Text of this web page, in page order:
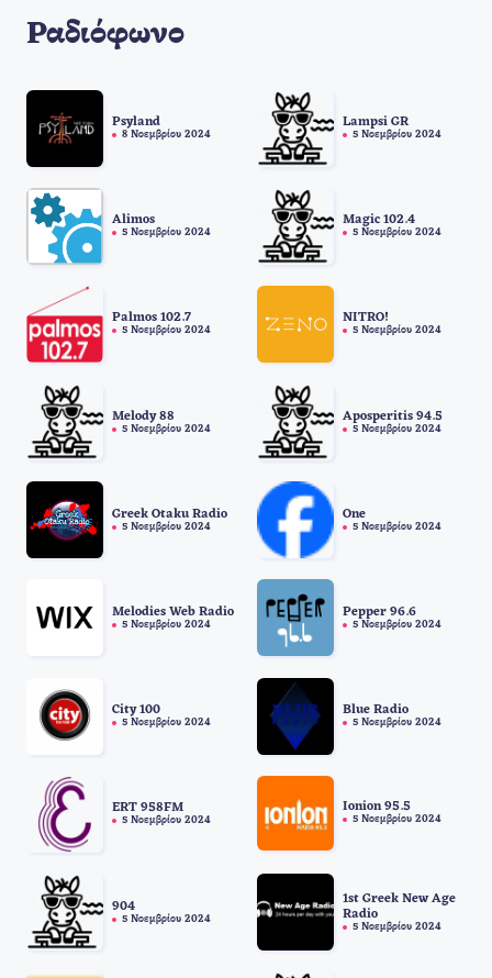
Ραδιόφωνο
Psyland
8 Νοεμβρίου 2024
Lampsi GR
5 Νοεμβρίου 2024
Alimos
5 Νοεμβρίου 2024
Magic 102.4
5 Νοεμβρίου 2024
Palmos 102.7
5 Νοεμβρίου 2024
NITRO!
5 Νοεμβρίου 2024
Melody 88
5 Νοεμβρίου 2024
Aposperitis 94.5
5 Νοεμβρίου 2024
Greek Otaku Radio
5 Νοεμβρίου 2024
One
5 Νοεμβρίου 2024
Melodies Web Radio
5 Νοεμβρίου 2024
Pepper 96.6
5 Νοεμβρίου 2024
City 100
5 Νοεμβρίου 2024
Blue Radio
5 Νοεμβρίου 2024
ERT 958FM
5 Νοεμβρίου 2024
Ionion 95.5
5 Νοεμβρίου 2024
904
5 Νοεμβρίου 2024
1st Greek New Age
Radio
5 Νοεμβρίου 2024